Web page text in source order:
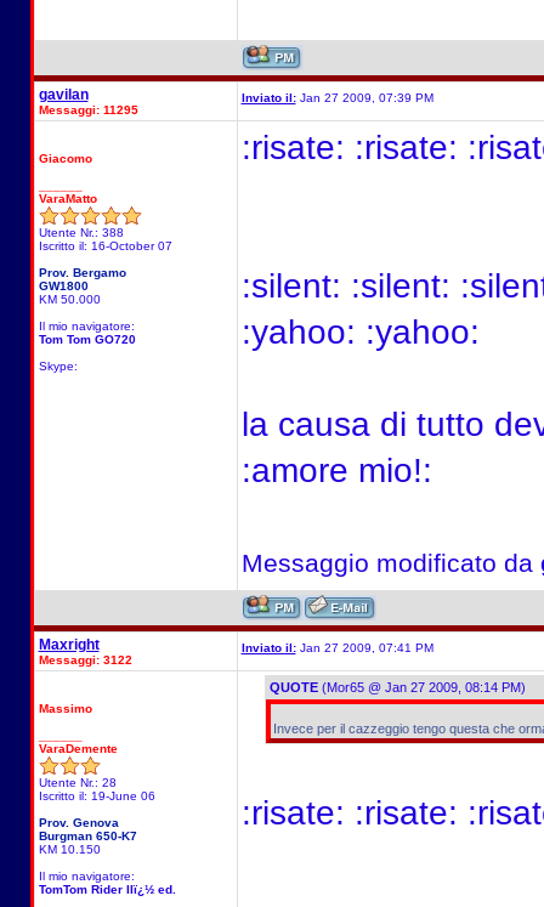
gavilan
Messaggi: 11295
Inviato il:Jan 27 2009, 07:39 PM
Giacomo
VaraMatto
Utente Nr.: 388
Iscritto il: 16-October 07
Prov. Bergamo
GW1800
KM 50.000
Il mio navigatore:
Tom Tom GO720
Skype:
:risate: :risate:
:silent: :silent:
:yahoo: :yahoo:
la causa di tutto
:amore mio!:
Messaggio modificato da
Maxright
Messaggi: 3122
Inviato il:Jan 27 2009, 07:41 PM
Massimo
VaraDemente
Utente Nr.: 28
Iscritto il: 19-June 06
Prov. Genova
Burgman 650-K7
KM 10.150
Il mio navigatore:
TomTom Rider IIï¿½ ed.
QUOTE(Mor65 @ Jan 27 2009, 08:14 PM)
Invece per il cazzeggio tengo questa che
:risate: :risate: